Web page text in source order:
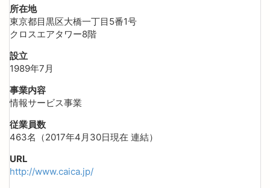
所在地
東京都目黒区大橋一丁目5番1号
クロスエアタワー8階
設立
1989年7月
事業内容
情報サービス事業
従業員数
463名（2017年4月30日現在 連結）
URL
http://www.caica.jp/